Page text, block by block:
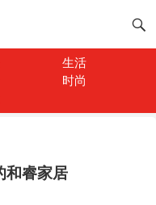
生活
时尚
和睿家居